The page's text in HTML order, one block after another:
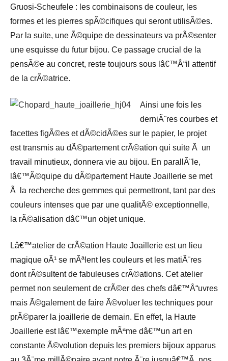
Gruosi-Scheufele : les combinaisons de couleur, les
formes et les pierres spÃ©cifiques qui seront utilisÃ©es.
Par la suite, une Ã©quipe de dessinateurs va prÃ©senter
une esquisse du futur bijou. Ce passage crucial de la
pensÃ©e au concret, reste toujours sous lâ€™Å“il attentif
de la crÃ©atrice.
Ainsi une fois les
derniÃ¨res courbes et
facettes figÃ©es et dÃ©cidÃ©es sur le papier, le projet
est transmis au dÃ©partement crÃ©ation qui suite Ã un
travail minutieux, donnera vie au bijou. En parallÃ¨le,
lâ€™Ã©quipe du dÃ©partement Haute Joaillerie se met
Ã la recherche des gemmes qui permettront, tant par des
couleurs intenses que par une qualitÃ© exceptionnelle,
la rÃ©alisation dâ€™un objet unique.
Lâ€™atelier de crÃ©ation Haute Joaillerie est un lieu
magique oÃ¹ se mÃªlent les couleurs et les matiÃ¨res
dont rÃ©sultent de fabuleuses crÃ©ations. Cet atelier
permet non seulement de crÃ©er des chefs dâ€™Å“uvres
mais Ã©galement de faire Ã©voluer les techniques pour
prÃ©parer la joaillerie de demain. En effet, la Haute
Joaillerie est lâ€™exemple mÃªme dâ€™un art en
constante Ã©volution depuis les premiers bijoux apparus